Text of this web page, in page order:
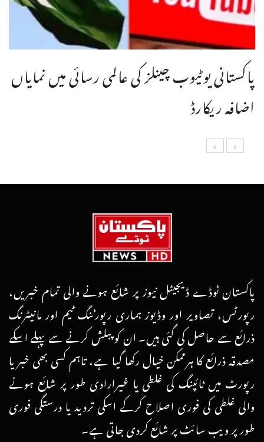
پاکستانی یوٹیوب چینلز کی عالمی رسائی میں نمایاں
اضافہ ریکارڈ
پاکستان ٹوڈے ڈیجیٹل نیوز پر شائع ہونے والی تمام خبریں،
رپورٹس، تصاویر اور وڈیوز ہماری رپورٹنگ ٹیم اور مانیٹرنگ
ذرائع سے حاصل کی گئی ہیں۔ ان کو پبلش کرنے سے پہلے اسکے
مصدقہ ذرائع کا ہرممکن خیال رکھا گیا ہے، تاہم کسی بھی خبر یا
رپورٹ میں ٹائپنگ کی غلطی یا غیرارادی طور پر شائع ہونے
والی غلطی کی فوری اصلاح کرکے اسکی تردید یا درستگی فوری
طور پر ویب سائٹ پر شائع کردی جاتی ہے۔